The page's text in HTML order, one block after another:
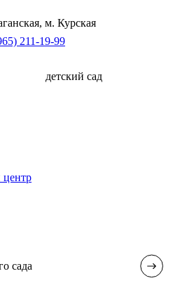
м. Курская
211-19-99
детский сад
сада